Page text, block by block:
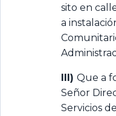
sito en
a
III) Que a
Señor
Servicios